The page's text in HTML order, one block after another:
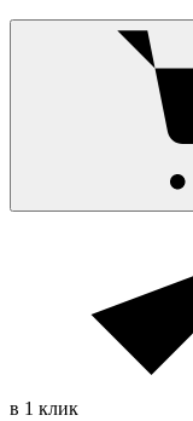
в 1 клик